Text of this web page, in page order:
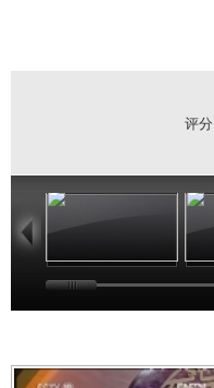
评分
25:29